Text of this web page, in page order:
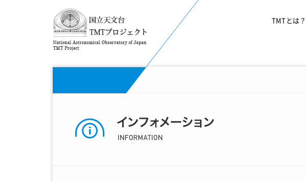
TMTとは？